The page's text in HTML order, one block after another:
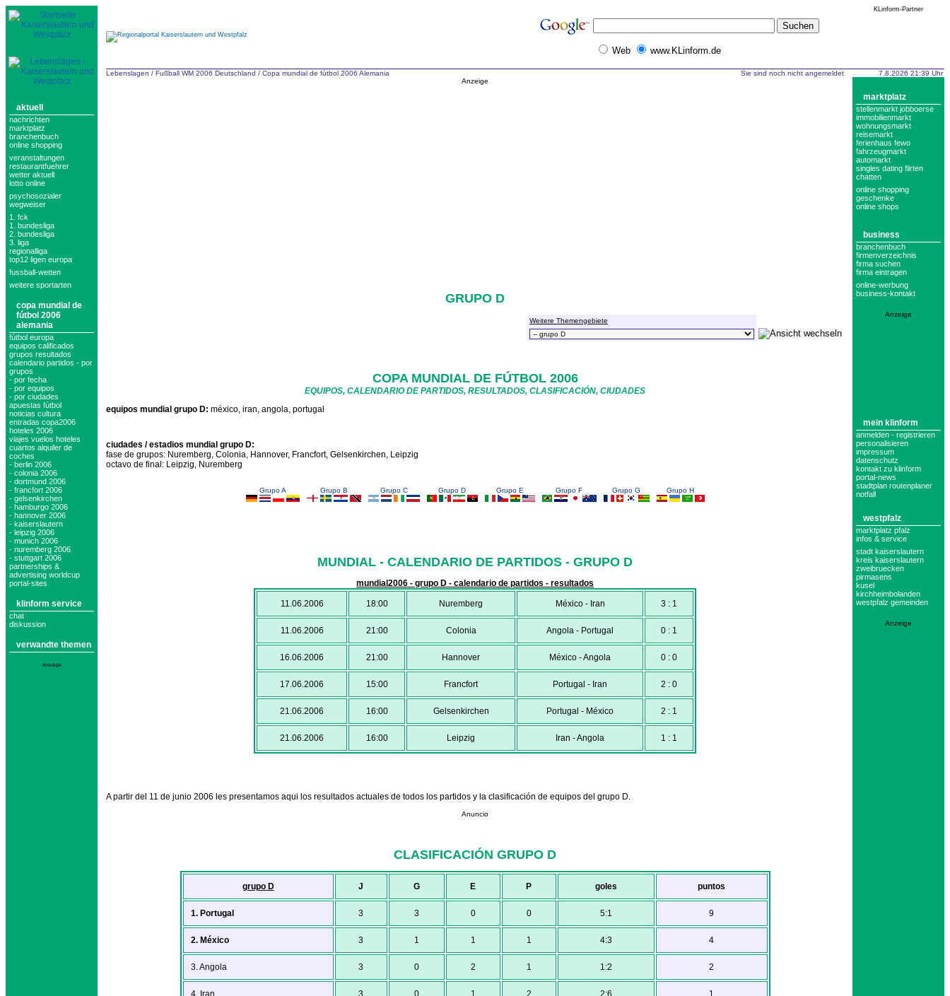
aktuell
nachrichten
marktplatz
branchenbuch
online shopping
veranstaltungen
restaurantfuehrer
wetter aktuell
lotto online
psychosozialer
wegweiser
1. fck
1. bundesliga
2. bundesliga
3. liga
regionalliga
top12 ligen europa
fussball-wetten
weitere sportarten
copa mundial de
fútbol 2006
alemania
fútbol europa
equipos calificados
grupos resultados
calendario partidos - por
grupos
- por fecha
- por equipos
- por ciudades
apuestas fútbol
noticias cultura
entradas copa2006
hoteles 2006
viajes vuelos hoteles
cuartos alquiler de
coches
- berlin 2006
- colonia 2006
- dortmund 2006
- francfort 2006
- gelsenkirchen
- hamburgo 2006
- hannover 2006
- kaiserslautern
- leipzig 2006
- munich 2006
- nuremberg 2006
- stuttgart 2006
partnerships &
advertising worldcup
portal-sites
klinform service
chat
diskussion
verwandte themen
Anzeige
KLinform-Partner
Web www.KLinform.de
Lebenslagen / Fußball WM 2006 Deutschland / Copa mundial de fútbol 2006 Alemania
Sie sind noch nicht angemeldet
Anzeige
GRUPO D
Weitere Themengebiete
COPA MUNDIAL DE FÚTBOL 2006
EQUIPOS, CALENDARIO DE PARTIDOS, RESULTADOS, CLASIFICACIÓN, CIUDADES
equipos mundial grupo D: méxico, iran, angola, portugal
ciudades / estadios mundial grupo D:
fase de grupos: Nuremberg, Colonia, Hannover, Francfort, Gelsenkirchen, Leipzig
octavo de final: Leipzig, Nuremberg
Grupo A Grupo B Grupo C Grupo D Grupo E Grupo F Grupo G Grupo H
MUNDIAL - CALENDARIO DE PARTIDOS - GRUPO D
mundial2006 - grupo D - calendario de partidos - resultados
11.06.2006 18:00 Nuremberg México - Iran 3 : 1
11.06.2006 21:00 Colonia Angola - Portugal 0 : 1
16.06.2006 21:00 Hannover México - Angola 0 : 0
17.06.2006 15:00 Francfort Portugal - Iran 2 : 0
21.06.2006 16:00 Gelsenkirchen Portugal - México 2 : 1
21.06.2006 16:00 Leipzig Iran - Angola 1 : 1
A partir del 11 de junio 2006 les presentamos aqui los resultados actuales de todos los partidos y la clasificación de equipos del grupo D.
Anuncio
CLASIFICACIÓN GRUPO D
grupo D J G E P goles puntos
1. Portugal 3 3 0 0 5:1 9
2. México 3 1 1 1 4:3 4
3. Angola 3 0 2 1 1:2 2
7.8.2026 21:39 Uhr
marktplatz
stellenmarkt jobboerse
immobilienmarkt
wohnungsmarkt
reisemarkt
ferienhaus fewo
fahrzeugmarkt
automarkt
singles dating flirten
chatten
online shopping
geschenke
online shops
business
branchenbuch
firmenverzeichnis
firma suchen
firma eintragen
online-werbung
business-kontakt
Anzeige
mein klinform
anmelden - registrieren
personalisieren
impressum
datenschutz
kontakt zu klinform
portal-news
stadtplan routenplaner
notfall
westpfalz
marktplatz pfalz
infos & service
stadt kaiserslautern
kreis kaiserslautern
zweibruecken
pirmasens
kusel
kirchheimbolanden
westpfalz gemeinden
Anzeige